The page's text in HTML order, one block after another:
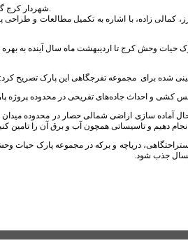
شهردار کرج گفت: فاز نخست پروژه ۱۷ و نیم هکتاری پارک حیات وحش کرج تا اردیبهشت ماه سال آینده به بهره برداری می‌رسد.
حیات وحش کرج تا اردیبهشت ماه سال آینده به
شده برای مجموعه تفرجگاهی این پارک تصریح
کشی و احداث جاده‌های تفریحی در محدوده پروژه
آماده سازی اراضی شمالی حصار در محدوده
دهیم و تاسیساتی همچون آب و برق آن را تامین
دریاچه و برکه در مجموعه پارک حیات
جذب شود.